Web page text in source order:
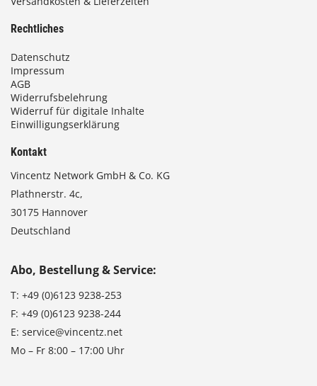
Rechtliches
Datenschutz
Impressum
AGB
Widerrufsbelehrung
Widerruf für digitale Inhalte
Einwilligungserklärung
Kontakt
Vincentz Network GmbH & Co. KG
Plathnerstr. 4c,
30175 Hannover
Deutschland
Abo, Bestellung & Service:
T: +49 (0)6123 9238-253
F: +49 (0)6123 9238-244
E: service@vincentz.net
Mo – Fr 8:00 – 17:00 Uhr